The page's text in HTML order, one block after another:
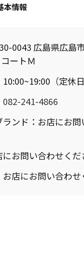
本情報
0043 広島県広島
ートＭ
（定休
082-241-4866
ンド：お店にお
お問い合わせくだ
店にお問い合わせ